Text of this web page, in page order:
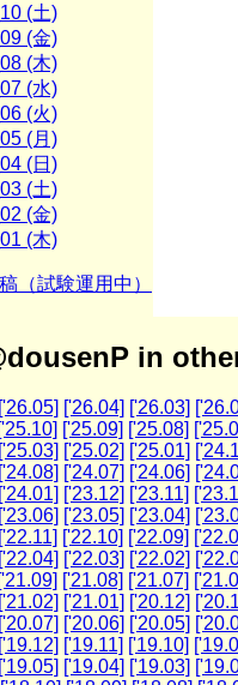
(土)
(金)
(木)
(水)
(火)
(月)
(日)
(土)
(金)
(木)
（試験運用中）
in
['26.05] ['26.04] ['26.03]
['25.10] ['25.09] ['25.08]
['25.03] ['25.02] ['25.01]
['24.08] ['24.07] ['24.06]
['24.01] ['23.12] ['23.11]
['23.06] ['23.05] ['23.04]
['22.11] ['22.10] ['22.09]
['22.04] ['22.03] ['22.02]
['21.09] ['21.08] ['21.07]
['21.02] ['21.01] ['20.12]
['20.07] ['20.06] ['20.05]
['19.12] ['19.11] ['19.10]
['19.05] ['19.04] ['19.03]